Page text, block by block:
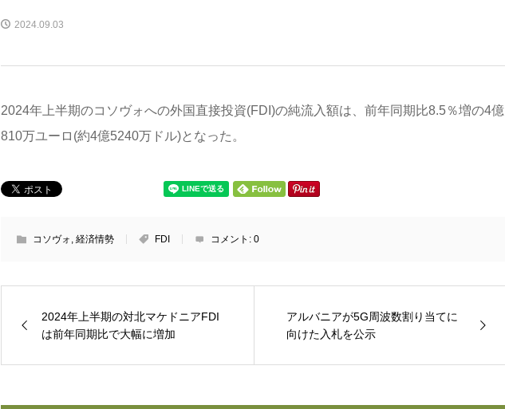
2024.09.03
2024年上半期のコソヴォへの外国直接投資(FDI)の純流入額は、前年同期比8.5％増の4億
810万ユーロ(約4億5240万ドル)となった。
コソヴォ , 経済情勢 FDI コメント: 0
2024年上半期の対北マケドニアFDI
は前年同期比で大幅に増加
アルバニアが5G周波数割り当てに
向けた入札を公示